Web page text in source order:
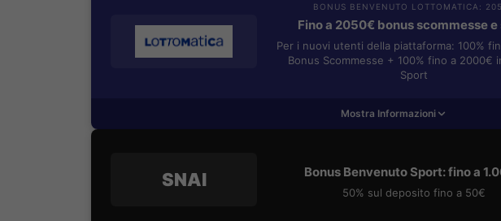
BONUS BENVENUTO LOTTOMATICA:
Fino a 2050€ bonus scommesse e
Per i nuovi utenti della piattaforma: 100%
Bonus Scommesse + 100% fino a 2000€
Sport
Mostra Informazioni
SNAI Bonus Benvenuto Sport: fino a
50% sul deposito fino a 50€